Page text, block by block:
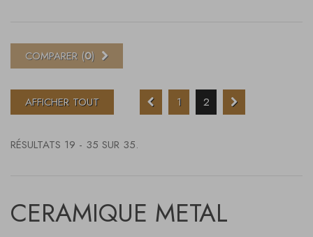
COMPARER (0)
AFFICHER TOUT 1 2
RÉSULTATS 19 - 35 SUR 35.
CERAMIQUE METAL